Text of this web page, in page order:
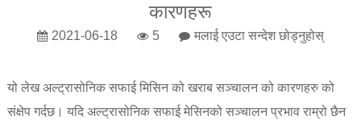
कारणहरू
2021-06-18 5 मलाई एउटा सन्देश छोड्नुहोस्
यो लेख अल्ट्रासोनिक सफाई मिसिन को खराब सञ्चालन को कारणहरु को
संक्षेप गर्दछ। यदि अल्ट्रासोनिक सफाई मेसिनको सञ्चालन प्रभाव राम्रो छैन